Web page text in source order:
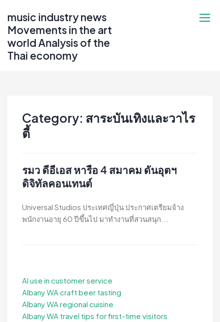
content
music industry news
Movements in the art
world Analysis of the
Thai economy
Category: สาระบันเทิงและวาไร
ตี้
รมว ดีอีเอส หารือ 4 สมาคม ดันอุตฯ
ดิจิทัลคอนเทนต์
Universal Studios ประเทศญี่ปุ่น ประกาศเตรียมจ้าง
พนักงานอายุ 60 ปีขึ้นไป มาทำงานที่สวนสนุก...
AI use in customer service
Albany WA craft beer tasting
Albany WA regional cuisine
Albany WA travel tips for first-time visitors